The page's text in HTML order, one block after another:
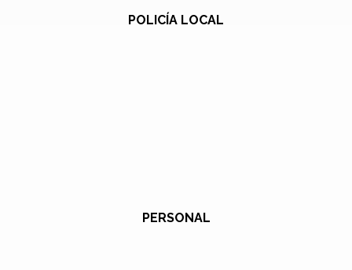
POLICÍA LOCAL
PERSONAL